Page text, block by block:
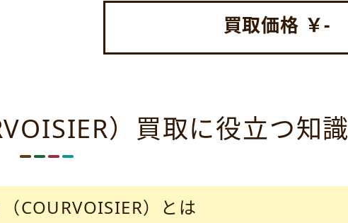
買取価格 ￥-
）買取に役立つ知識
COURVOISIER）とは